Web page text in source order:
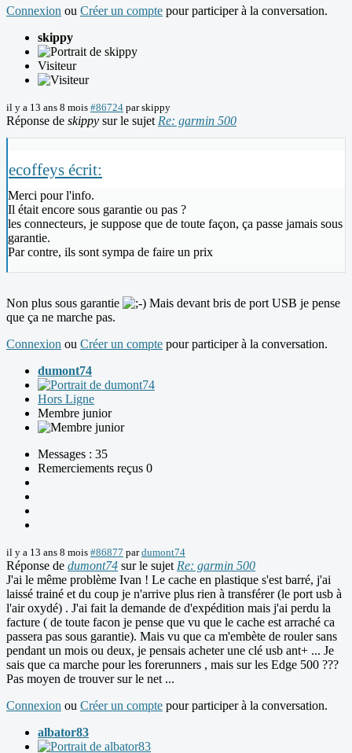
Connexion ou Créer un compte pour participer à la conversation.
skippy
Visiteur
il y a 13 ans 8 mois #86724 parskippy
Réponse de skippy sur le sujet Re: garmin 500
ecoffeys écrit:
Merci pour l'info.
Il était encore sous garantie ou pas ?
les connecteurs, je suppose que de toute façon, ça passe jamais sous
garantie.
Par contre, ils sont sympa de faire un prix
Non plus sous garantie
Mais devant bris de port USB je pense
que ça ne marche pas.
Connexion ou Créer un compte pour participer à la conversation.
dumont74
Hors Ligne
Membre junior
Messages : 35
Remerciements reçus 0
il y a 13 ans 8 mois #86877 pardumont74
Réponse de dumont74 sur le sujet Re: garmin 500
J'ai le même problème Ivan ! Le cache en plastique s'est barré, j'ai
laissé trainé et du coup je n'arrive plus rien à transférer (le port usb à
l'air oxydé) . J'ai fait la demande de d'expédition mais j'ai perdu la
facture ( de toute facon je pense que vu que le cache est arraché ca
passera pas sous garantie). Mais vu que ca m'embète de rouler sans
pendant un mois ou deux, je pensais acheter une clé usb ant+ ... Je
sais que ca marche pour les forerunners , mais sur les Edge 500 ???
Pas moyen de trouver sur le net ...
Connexion ou Créer un compte pour participer à la conversation.
albator83